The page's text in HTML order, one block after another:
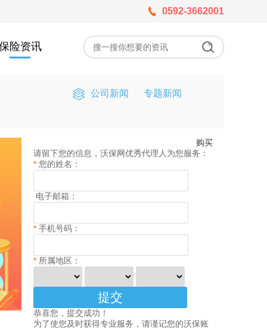
0592-3662001
险资讯
公司新闻 专题新闻
购买
请留下您的信息，沃保网优秀代理人为您服务：
*您的姓名：
电子邮箱：
*手机号码：
*所属地区：
恭喜您，提交成功！
为了使您及时获得专业服务，请谨记您的沃保账